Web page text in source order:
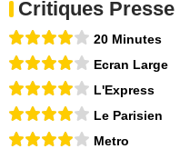
Critiques Presse
20 Minutes
Ecran Large
L'Express
Le Parisien
Metro